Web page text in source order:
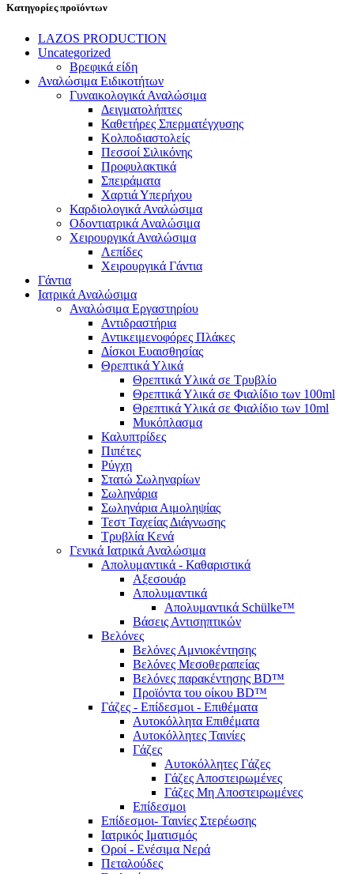
Κατηγορίες προϊόντων
LAZOS PRODUCTION
Uncategorized
Βρεφικά είδη
Αναλώσιμα Ειδικοτήτων
Γυναικολογικά Αναλώσιμα
Δειγματολήπτες
Καθετήρες Σπερματέγχυσης
Κολποδιαστολείς
Πεσσοί Σιλικόνης
Προφυλακτικά
Σπειράματα
Χαρτιά Υπερήχου
Καρδιολογικά Αναλώσιμα
Οδοντιατρικά Αναλώσιμα
Χειρουργικά Αναλώσιμα
Λεπίδες
Χειρουργικά Γάντια
Γάντια
Ιατρικά Αναλώσιμα
Αναλώσιμα Εργαστηρίου
Αντιδραστήρια
Αντικειμενοφόρες Πλάκες
Δίσκοι Ευαισθησίας
Θρεπτικά Υλικά
Θρεπτικά Υλικά σε Τρυβλίο
Θρεπτικά Υλικά σε Φιαλίδιο των 100ml
Θρεπτικά Υλικά σε Φιαλίδιο των 10ml
Μυκόπλασμα
Καλυπτρίδες
Πιπέτες
Ρύγχη
Στατώ Σωληναρίων
Σωληνάρια
Σωληνάρια Αιμοληψίας
Τεστ Ταχείας Διάγνωσης
Τρυβλία Κενά
Γενικά Ιατρικά Αναλώσιμα
Απολυμαντικά - Καθαριστικά
Αξεσουάρ
Απολυμαντικά
Απολυμαντικά Schülke™
Βάσεις Αντισηπτικών
Βελόνες
Βελόνες Αμνιοκέντησης
Βελόνες Μεσοθεραπείας
Βελόνες παρακέντησης BD™
Προϊόντα του οίκου BD™
Γάζες - Επίδεσμοι - Επιθέματα
Αυτοκόλλητα Επιθέματα
Αυτοκόλλητες Ταινίες
Γάζες
Αυτοκόλλητες Γάζες
Γάζες Αποστειρωμένες
Γάζες Μη Αποστειρωμένες
Επίδεσμοι
Επίδεσμοι- Ταινίες Στερέωσης
Ιατρικός Ιματισμός
Οροί - Ενέσιμα Νερά
Πεταλούδες